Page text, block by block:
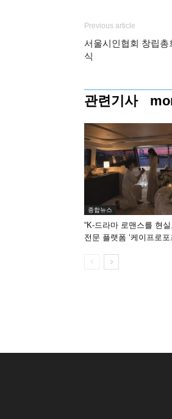
Previous article
서울시인협회 창립
식
관련기사
종합뉴스
“K-드라마 로맨스를 현
전문 플랫폼 ‘케이프로포